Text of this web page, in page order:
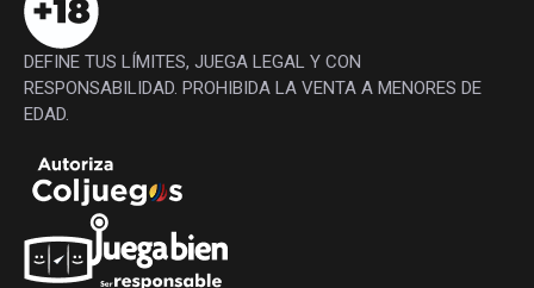
DEFINE TUS LÍMITES, JUEGA LEGAL Y CON
RESPONSABILIDAD. PROHIBIDA LA VENTA A MENORES DE
EDAD.